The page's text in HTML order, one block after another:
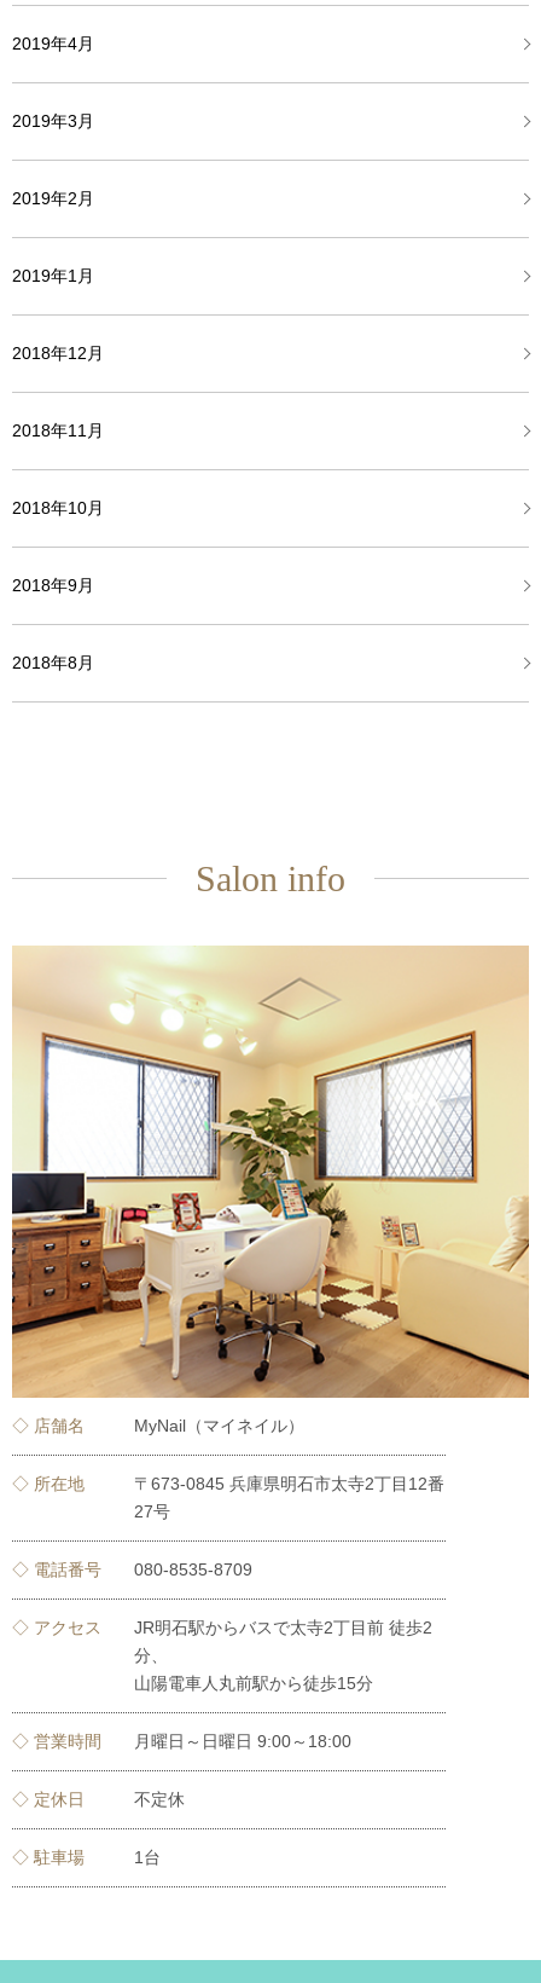
2019年4月
2019年3月
2019年2月
2019年1月
2018年12月
2018年11月
2018年10月
2018年9月
2018年8月
Salon info
◇ 店舗名 MyNail（マイネイル）
◇ 所在地
〒673-0845 兵庫県明石市太寺2丁目12番
27号
◇ 電話番号 080-8535-8709
◇ アクセス
JR明石駅からバスで太寺2丁目前 徒歩2
分、
山陽電車人丸前駅から徒歩15分
◇ 営業時間 月曜日～日曜日 9:00～18:00
◇ 定休日 不定休
◇ 駐車場 1台